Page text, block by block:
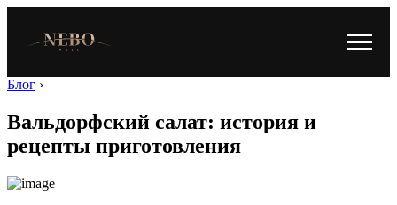
Блог ›
Вальдорфский салат: история и
рецепты приготовления